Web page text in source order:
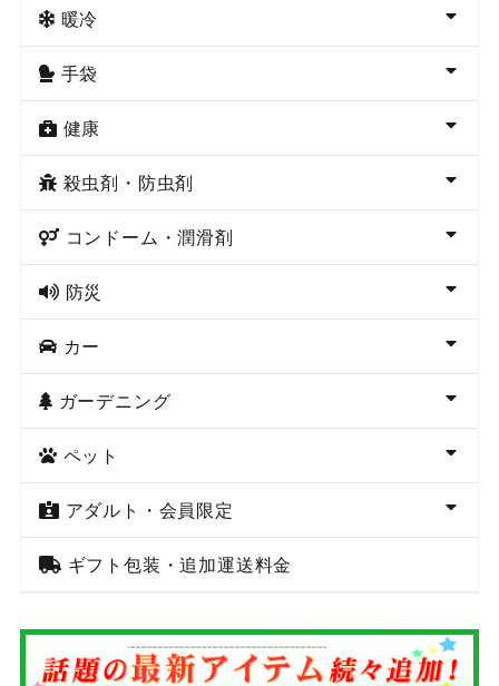
暖冷
手袋
健康
殺虫剤・防虫剤
コンドーム・潤滑剤
防災
カー
ガーデニング
ペット
アダルト・会員限定
ギフト包装・追加運送料金